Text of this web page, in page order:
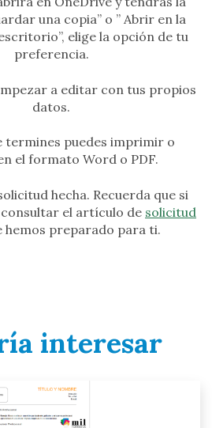
una copia” o ” Abrir en la
elige la opción de tu
preferencia.
a editar con tus propios
datos.
termines puedes imprimir o
el formato Word o PDF.
hecha. Recuerda que si
el artículo de solicitud
hemos preparado para ti.
interesar